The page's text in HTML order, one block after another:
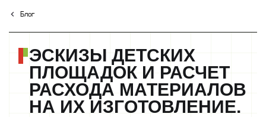
Блог
ЭСКИЗЫ ДЕТСКИХ
ПЛОЩАДОК И РАСЧЕТ
РАСХОДА МАТЕРИАЛОВ
НА ИХ ИЗГОТОВЛЕНИЕ.